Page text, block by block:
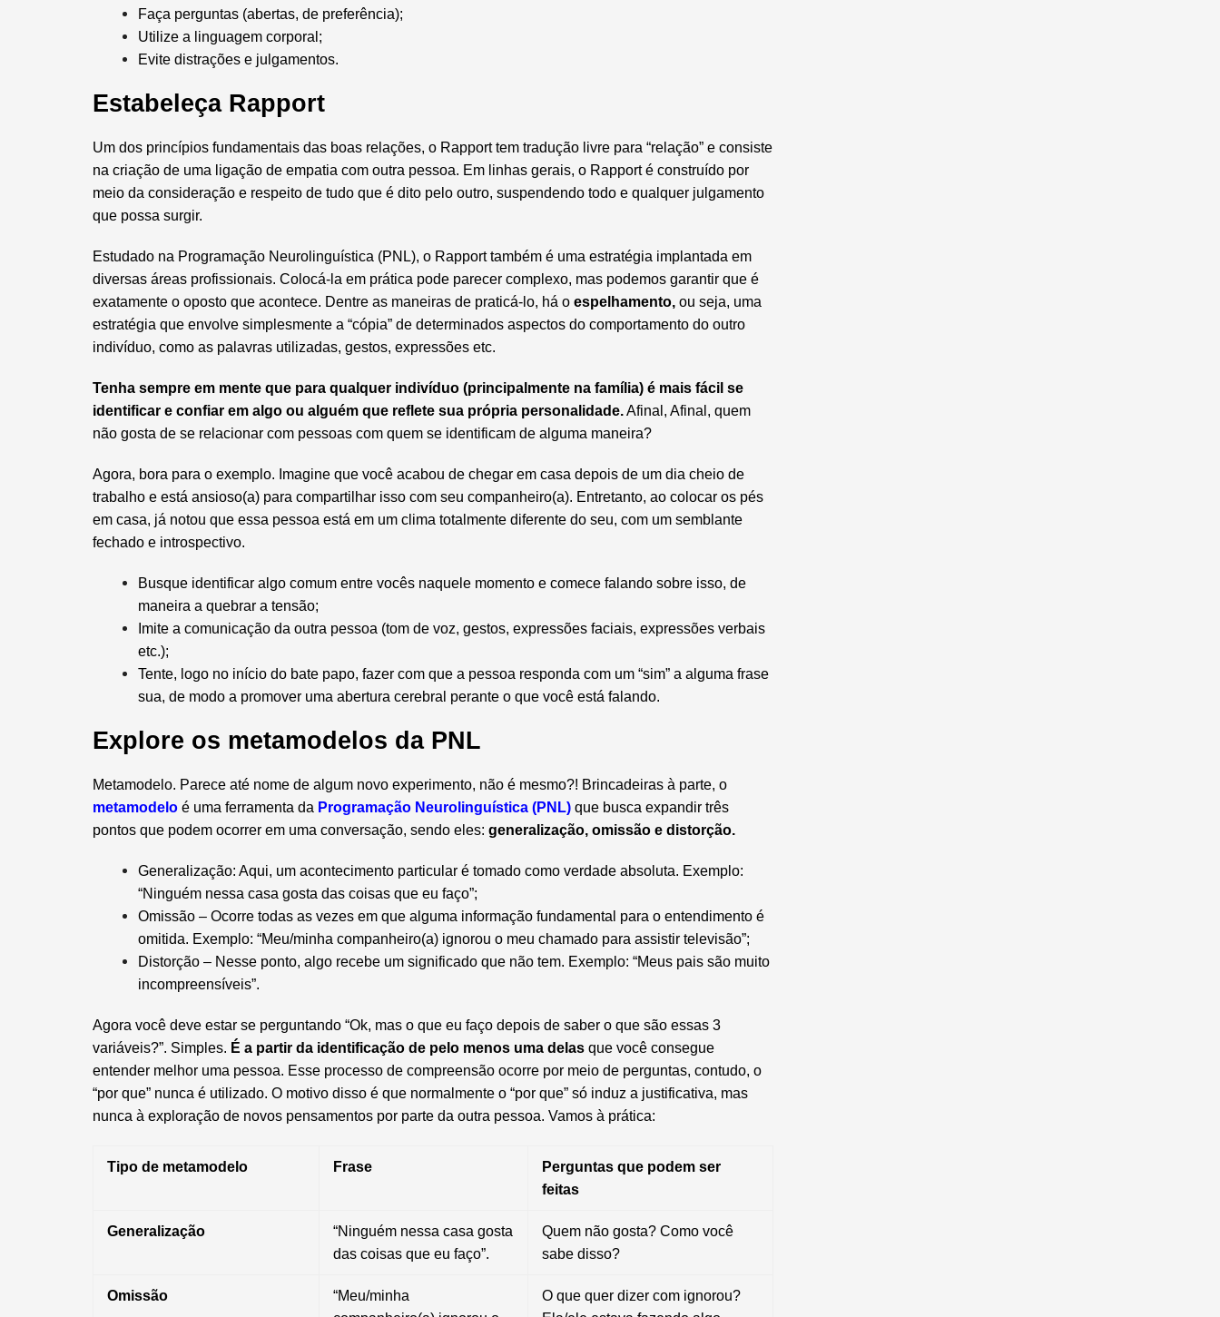
Faça perguntas (abertas, de preferência);
Utilize a linguagem corporal;
Evite distrações e julgamentos.
Estabeleça Rapport
Um dos princípios fundamentais das boas relações, o Rapport tem tradução livre para “relação” e consiste
na criação de uma ligação de empatia com outra pessoa. Em linhas gerais, o Rapport é construído por
meio da consideração e respeito de tudo que é dito pelo outro, suspendendo todo e qualquer julgamento
que possa surgir.
Estudado na Programação Neurolinguística (PNL), o Rapport também é uma estratégia implantada em
diversas áreas profissionais. Colocá-la em prática pode parecer complexo, mas podemos garantir que é
exatamente o oposto que acontece. Dentre as maneiras de praticá-lo, há o espelhamento, ou seja, uma
estratégia que envolve simplesmente a “cópia” de determinados aspectos do comportamento do outro
indivíduo, como as palavras utilizadas, gestos, expressões etc.
Tenha sempre em mente que para qualquer indivíduo (principalmente na família) é mais fácil se
identificar e confiar em algo ou alguém que reflete sua própria personalidade.Afinal, Afinal, quem
não gosta de se relacionar com pessoas com quem se identificam de alguma maneira?
Agora, bora para o exemplo. Imagine que você acabou de chegar em casa depois de um dia cheio de
trabalho e está ansioso(a) para compartilhar isso com seu companheiro(a). Entretanto, ao colocar os pés
em casa, já notou que essa pessoa está em um clima totalmente diferente do seu, com um semblante
fechado e introspectivo.
Busque identificar algo comum entre vocês naquele momento e comece falando sobre isso, de
maneira a quebrar a tensão;
Imite a comunicação da outra pessoa (tom de voz, gestos, expressões faciais, expressões verbais
etc.);
Tente, logo no início do bate papo, fazer com que a pessoa responda com um “sim” a alguma frase
sua, de modo a promover uma abertura cerebral perante o que você está falando.
Explore os metamodelos da PNL
Metamodelo. Parece até nome de algum novo experimento, não é mesmo?! Brincadeiras à parte, o
metamodelo é uma ferramenta da Programação Neurolinguística (PNL) que busca expandir três
pontos que podem ocorrer em uma conversação, sendo eles: generalização, omissão e distorção.
Generalização: Aqui, um acontecimento particular é tomado como verdade absoluta. Exemplo:
“Ninguém nessa casa gosta das coisas que eu faço”;
Omissão – Ocorre todas as vezes em que alguma informação fundamental para o entendimento é
omitida. Exemplo: “Meu/minha companheiro(a) ignorou o meu chamado para assistir televisão”;
Distorção – Nesse ponto, algo recebe um significado que não tem. Exemplo: “Meus pais são muito
incompreensíveis”.
Agora você deve estar se perguntando “Ok, mas o que eu faço depois de saber o que são essas 3
variáveis?”. Simples. É a partir da identificação de pelo menos uma delas que você consegue
entender melhor uma pessoa. Esse processo de compreensão ocorre por meio de perguntas, contudo, o
“por que” nunca é utilizado. O motivo disso é que normalmente o “por que” só induz a justificativa, mas
nunca à exploração de novos pensamentos por parte da outra pessoa. Vamos à prática:
Tipo de metamodelo Frase
Perguntas que podem ser
feitas
Generalização
“Ninguém nessa casa gosta
das coisas que eu faço”.
Quem não gosta? Como você
sabe disso?
Omissão
“Meu/minha
O que quer dizer com ignorou?